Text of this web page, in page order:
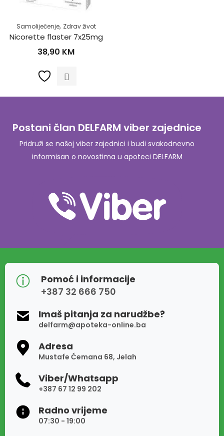
Samoliječenje, Zdrav život
Nicorette flaster 7x25mg
38,90 KM
Postani član DELFARM viber zajednice
Pridruži se našoj viber zajednici i budi svakodnevno
informisan o novostima u apoteci DELFARM
Pomoć i informacije
+387 32 666 750
Imaš pitanja za narudžbe?
delfarm@apoteka-online.ba
Adresa
Mustafe Ćemana 68, Jelah
Viber/Whatsapp
+387 67 12 99 202
Radno vrijeme
07:30 - 19:00